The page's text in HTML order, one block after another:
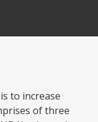
to increase
of three